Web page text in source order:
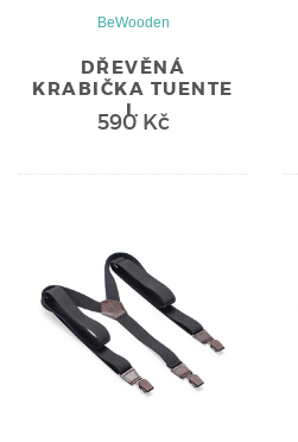
BeWooden
DŘEVĚNÁ
KRABIČKA TUENTE
I.
590 Kč